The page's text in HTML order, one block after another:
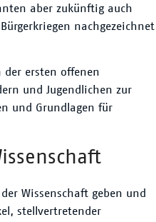
aber zukünftig auch
nachgezeichnet
der ersten offenen
und Jugendlichen zur
und Grundlagen für
Wissenschaft geben und
stellvertretender